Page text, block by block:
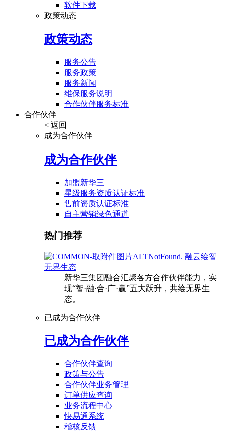
软件下载
政策动态
政策动态
服务公告
服务政策
服务新闻
维保服务说明
合作伙伴服务标准
合作伙伴
< 返回
成为合作伙伴
成为合作伙伴
加盟新华三
星级服务资质认证标准
售前资质认证标准
自主营销绿色通道
热门推荐
融云绘智
无界生态
新华三集团融合汇聚各方合作伙伴能力，实
现“智·融·合·广·赢”五大跃升，共绘无界生
态。
已成为合作伙伴
已成为合作伙伴
合作伙伴查询
政策与公告
合作伙伴业务管理
订单供应查询
业务流程中心
快易通系统
稽核反馈